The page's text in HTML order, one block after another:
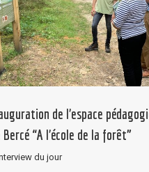
de l’espace
Bercé “A l’école de la forêt”
du jour